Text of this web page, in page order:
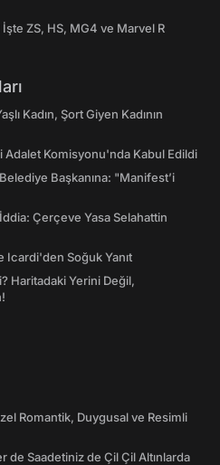
ZS, HS, MG4 ve Marvel R
Kadın, Şort Giyen Kadının
Adalet Komisyonu'nda Kabul Edildi
Başkanına: "Manifest’i
Çerçeve Yasa Selahattin
Icardi'den Soğuk Yanıt
Haritadaki Yerini Değil,
Romantik, Duygusal ve Resimli
de Saadetiniz de Çil Çil Altınlarda